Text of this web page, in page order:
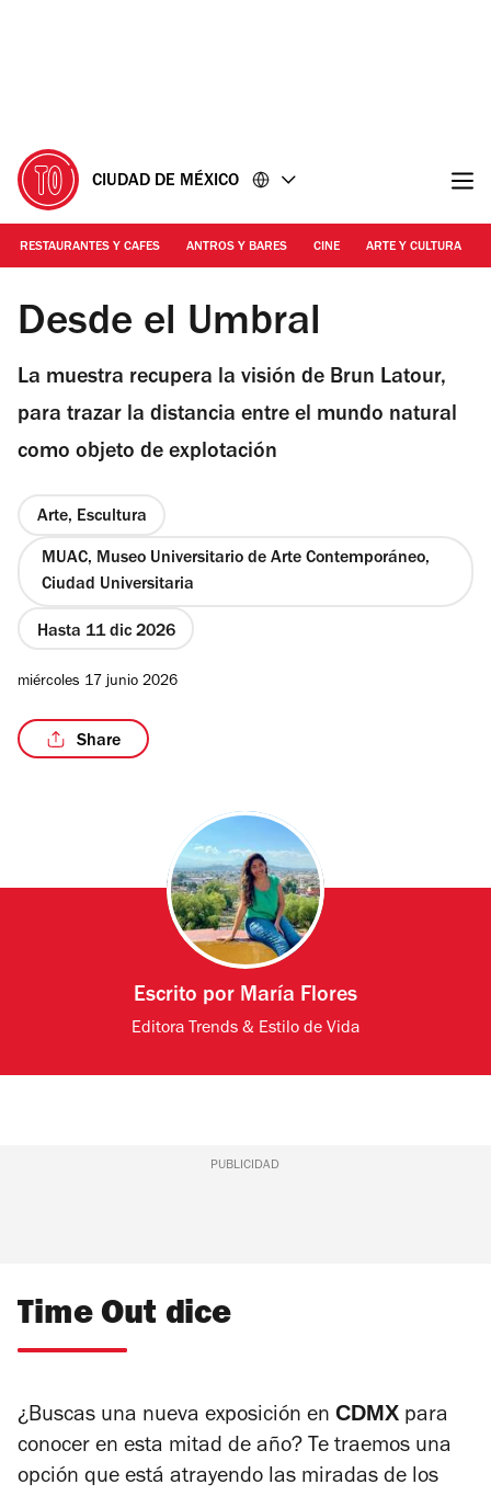
CIUDAD DE MÉXICO
RESTAURANTES Y CAFES ANTROS Y BARES CINE ARTE Y CULTURA
Cortesía | Desde el Umbral
Desde el Umbral
La muestra recupera la visión de Brun Latour,
para trazar la distancia entre el mundo natural
como objeto de explotación
Arte, Escultura
MUAC, Museo Universitario de Arte Contemporáneo,
Ciudad Universitaria
Hasta 11 dic 2026
miércoles 17 junio 2026
Share
Escrito por María Flores
Editora Trends & Estilo de Vida
PUBLICIDAD
Time Out dice
¿Buscas una nueva exposición en CDMX para
conocer en esta mitad de año? Te traemos una
opción que está atrayendo las miradas de los